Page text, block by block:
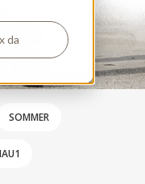
da
SOMMER